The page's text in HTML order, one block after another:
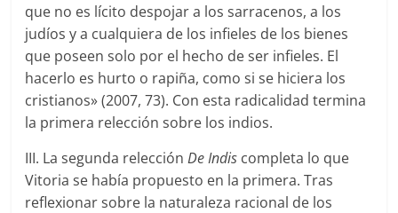
que no es lícito despojar a los sarracenos, a los
judíos y a cualquiera de los infieles de los bienes
que poseen solo por el hecho de ser infieles. El
hacerlo es hurto o rapiña, como si se hiciera los
cristianos» (2007, 73). Con esta radicalidad termina
la primera relección sobre los indios.
III. La segunda relecciónDe Indis completa lo que
Vitoria se había propuesto en la primera. Tras
reflexionar sobre la naturaleza racional de los